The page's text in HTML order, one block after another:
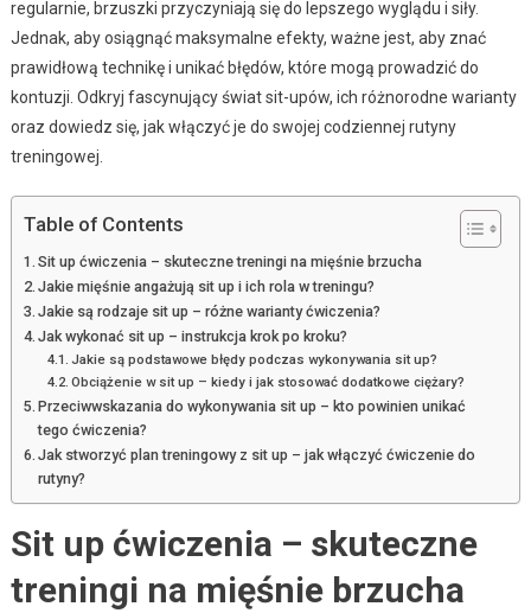
regularnie, brzuszki przyczyniają się do lepszego wyglądu i siły.
Jednak, aby osiągnąć maksymalne efekty, ważne jest, aby znać
prawidłową technikę i unikać błędów, które mogą prowadzić do
kontuzji. Odkryj fascynujący świat sit-upów, ich różnorodne warianty
oraz dowiedz się, jak włączyć je do swojej codziennej rutyny
treningowej.
Table of Contents
Sit up ćwiczenia – skuteczne treningi na mięśnie brzucha
Jakie mięśnie angażują sit up i ich rola w treningu?
Jakie są rodzaje sit up – różne warianty ćwiczenia?
Jak wykonać sit up – instrukcja krok po kroku?
Jakie są podstawowe błędy podczas wykonywania sit up?
Obciążenie w sit up – kiedy i jak stosować dodatkowe ciężary?
Przeciwwskazania do wykonywania sit up – kto powinien unikać
tego ćwiczenia?
Jak stworzyć plan treningowy z sit up – jak włączyć ćwiczenie do
rutyny?
Sit up ćwiczenia – skuteczne
treningi na mięśnie brzucha